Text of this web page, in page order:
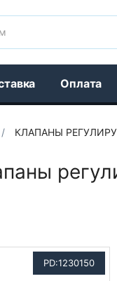
Оплата
КЛАПАНЫ
PD:1230150